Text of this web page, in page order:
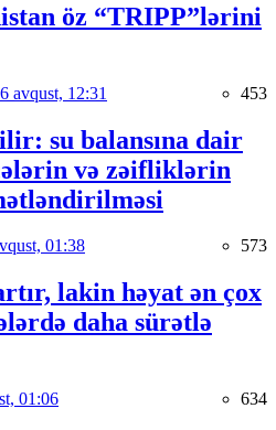
öz “TRIPP”lərini
avqust, 12:31 453
su balansına dair
və zəifliklərin
01:38 573
lakin həyat ən çox
daha sürətlə
01:06 634